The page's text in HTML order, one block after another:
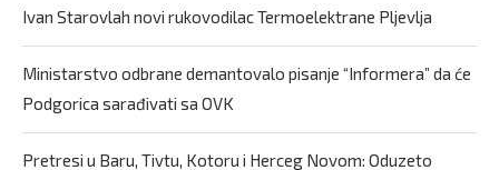
Ivan Starovlah novi rukovodilac Termoelektrane Pljevlja
Ministarstvo odbrane demantovalo pisanje “Informera” da će
Podgorica sarađivati sa OVK
Pretresi u Baru, Tivtu, Kotoru i Herceg Novom: Oduzeto